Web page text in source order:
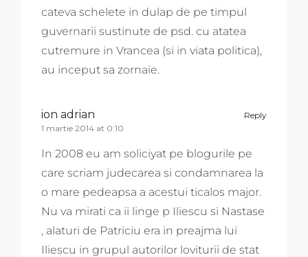
cateva schelete in dulap de pe timpul
guvernarii sustinute de psd. cu atatea
cutremure in Vrancea (si in viata politica),
au inceput sa zornaie.
Reply
ion adrian
1 martie 2014 at 0:10
In 2008 eu am soliciyat pe blogurile pe
care scriam judecarea si condamnarea la
o mare pedeapsa a acestui ticalos major.
Nu va mirati ca ii linge p Iliescu si Nastase
, alaturi de Patriciu era in preajma lui
Iliescu in grupul autorilor loviturii de stat